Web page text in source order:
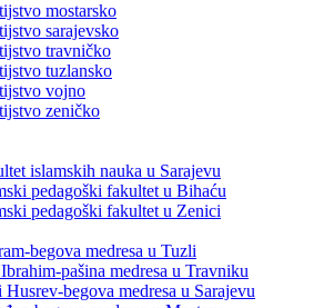
mostarsko
sarajevsko
travničko
tuzlansko
vojno
zeničko
islamskih nauka u Sarajevu
pedagoški fakultet u Bihaću
pedagoški fakultet u Zenici
begova medresa u Tuzli
pašina medresa u Travniku
Husrev-begova medresa u Sarajevu